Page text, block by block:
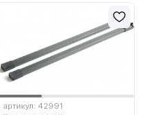
артикул: 42991